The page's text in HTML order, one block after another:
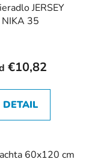
Plachta
JERSEY
NIKA 35
€10,82
DETAIL
60x120 cm